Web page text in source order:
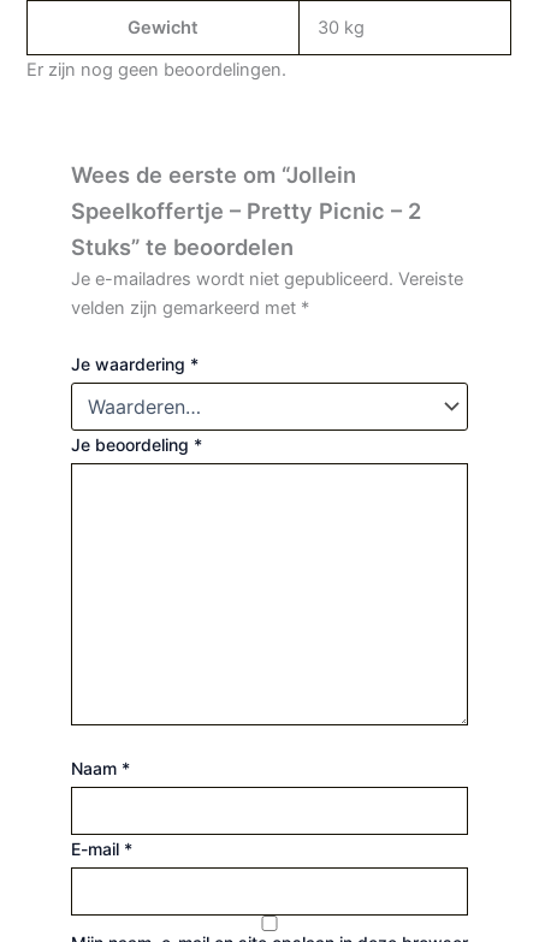
Gewicht
30 kg
Er zijn nog geen beoordelingen.
Wees de eerste om “Jollein
Speelkoffertje – Pretty Picnic – 2
Stuks” te beoordelen
Je e-mailadres wordt niet gepubliceerd. Vereiste
velden zijn gemarkeerd met *
Je waardering *
Je beoordeling *
Naam *
E-mail *